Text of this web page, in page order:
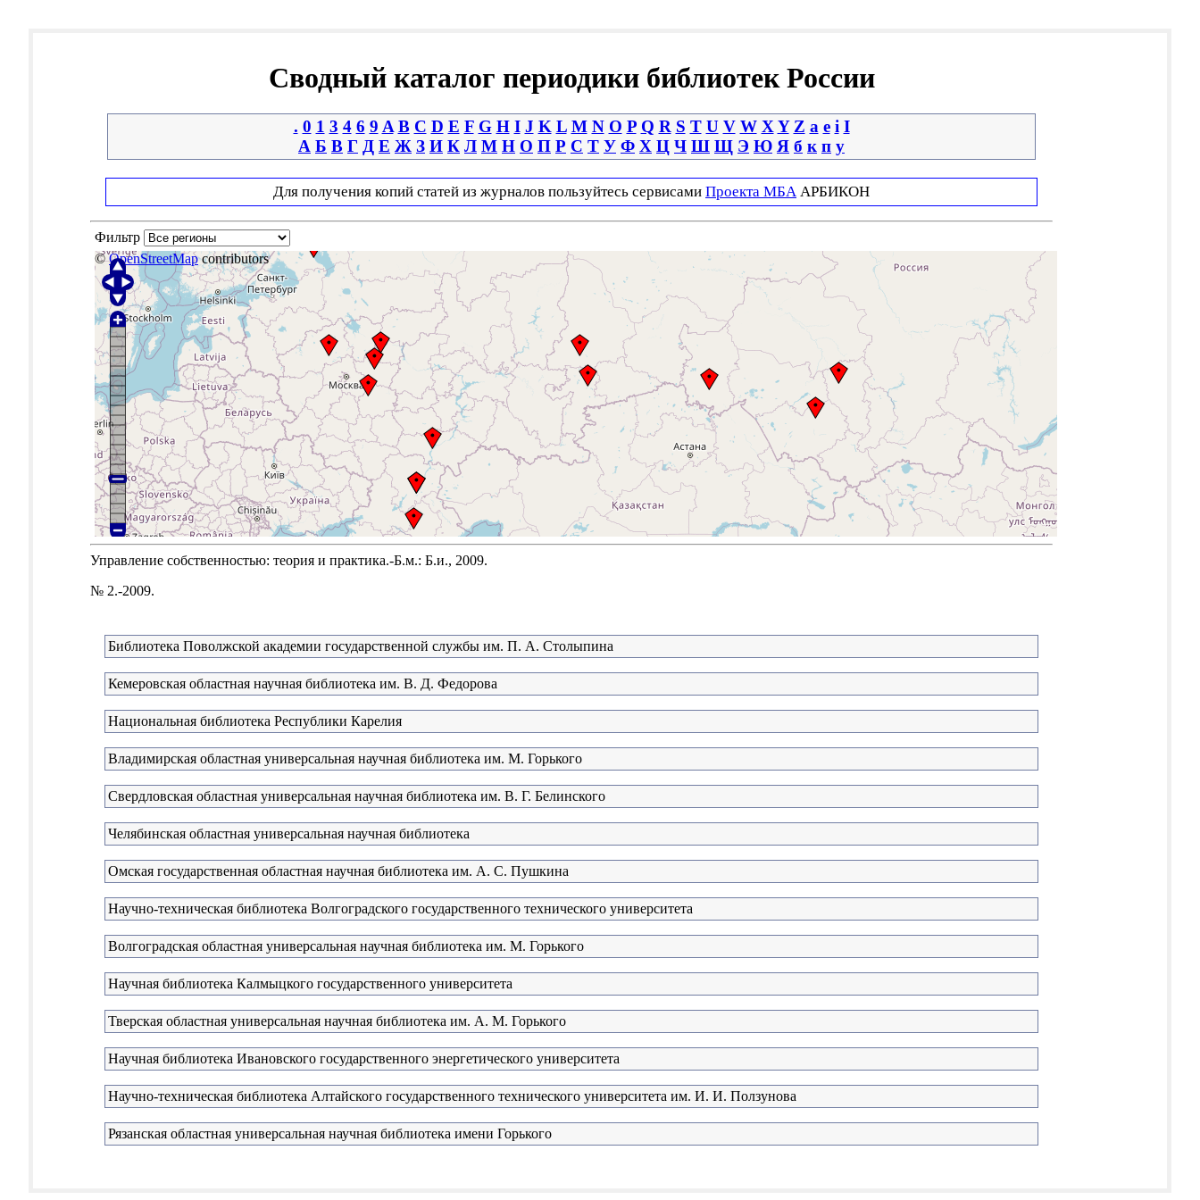
Сводный каталог периодики библиотек России
. 0 1 3 4 6 9 A B C D E F G H I J K L M N O P Q R S T U V W X Y Z a e i І
А Б В Г Д Е Ж З И К Л М Н О П Р С Т У Ф Х Ц Ч Ш Щ Э Ю Я б к п у
Для получения копий статей из журналов пользуйтесь сервисами Проекта МБА АРБИКОН
Фильтр
©OpenStreetMapcontributors
Управление собственностью: теория и практика.-Б.м.: Б.и., 2009.
№ 2.-2009.
Библиотека Поволжской академии государственной службы им. П. А. Столыпина
Кемеровская областная научная библиотека им. В. Д. Федорова
Национальная библиотека Республики Карелия
Владимирская областная универсальная научная библиотека им. М. Горького
Свердловская областная универсальная научная библиотека им. В. Г. Белинского
Челябинская областная универсальная научная библиотека
Омская государственная областная научная библиотека им. А. С. Пушкина
Научно-техническая библиотека Волгоградского государственного технического университета
Волгоградская областная универсальная научная библиотека им. М. Горького
Научная библиотека Калмыцкого государственного университета
Тверская областная универсальная научная библиотека им. А. М. Горького
Научная библиотека Ивановского государственного энергетического университета
Научно-техническая библиотека Алтайского государственного технического университета им. И. И. Ползунова
Рязанская областная универсальная научная библиотека имени Горького